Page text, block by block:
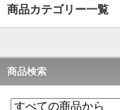
商品カテゴリー一覧
商品検索